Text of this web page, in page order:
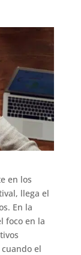
en los
llega el
En la
foco en la
el